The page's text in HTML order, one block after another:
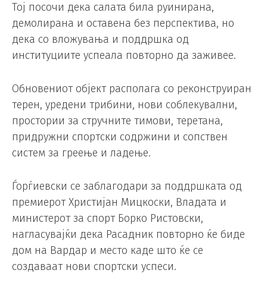
Тој посочи дека салата била руинирана,
демолирана и оставена без перспектива, но
дека со вложувања и поддршка од
институциите успеала повторно да заживее.
Обновениот објект располага со реконструиран
терен, уредени трибини, нови соблекувални,
простории за стручните тимови, теретана,
придружни спортски содржини и сопствен
систем за греење и ладење.
Ѓорѓиевски се заблагодари за поддршката од
премиерот Христијан Мицкоски, Владата и
министерот за спорт Борко Ристовски,
нагласувајќи дека Расадник повторно ќе биде
дом на Вардар и место каде што ќе се
создаваат нови спортски успеси.